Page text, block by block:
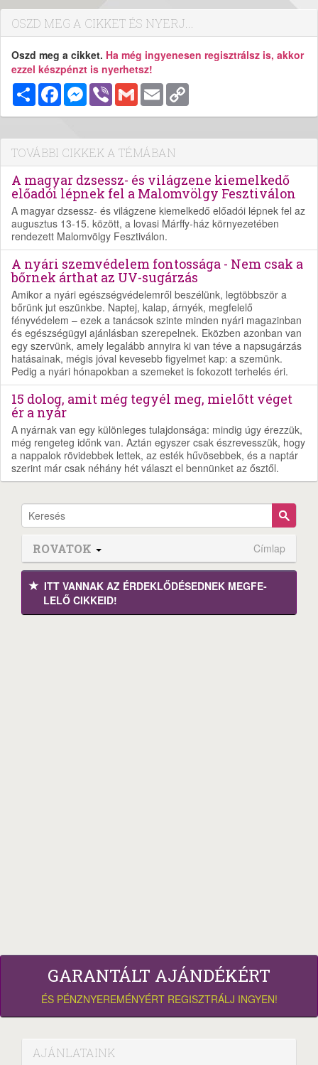
OSZD MEG A CIKKET ÉS NYERJ...
Oszd meg a cikket. Ha még ingyenesen regisztrálsz is, akkor
ezzel készpénzt is nyerhetsz!
MegosztásFacebookMessenger
Viber Gmail Email
TOVÁBBI CIKKEK A TÉMÁBAN
A magyar dzsessz- és világzene kiemelkedő
előadói lépnek fel a Malomvölgy Fesztiválon
A magyar dzsessz- és világzene kiemelkedő előadói lépnek fel az
augusztus 13-15. között, a lovasi Márffy-ház környezetében
rendezett Malomvölgy Fesztiválon.
A nyári szemvédelem fontossága - Nem csak a
bőrnek árthat az UV-sugárzás
Amikor a nyári egészségvédelemről beszélünk, legtöbbször a
bőrünk jut eszünkbe. Naptej, kalap, árnyék, megfelelő
fényvédelem – ezek a tanácsok szinte minden nyári magazinban
és egészségügyi ajánlásban szerepelnek. Eközben azonban van
egy szervünk, amely legalább annyira ki van téve a napsugárzás
hatásainak, mégis jóval kevesebb figyelmet kap: a szemünk.
Pedig a nyári hónapokban a szemeket is fokozott terhelés éri.
15 dolog, amit még tegyél meg, mielőtt véget
ér a nyár
A nyárnak van egy különleges tulajdonsága: mindig úgy érezzük,
még rengeteg időnk van. Aztán egyszer csak észrevesszük, hogy
a nappalok rövidebbek lettek, az esték hűvösebbek, és a naptár
szerint már csak néhány hét választ el bennünket az ősztől.
ROVATOK Címlap
ITT VANNAK AZ ÉRDEK­LŐDÉ­SEDNEK MEGFE­
LELŐ CIKKEID!
GARANTÁLT AJÁNDÉKÉRT
ÉS PÉNZNYEREMÉNYÉRT REGISZTRÁLJ INGYEN!
AJÁNLATAINK